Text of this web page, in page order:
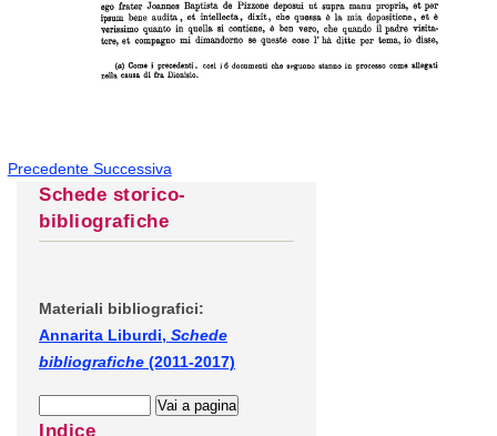
Precedente Successiva
Schede storico-
bibliografiche
Materiali bibliografici:
Annarita Liburdi, Schede
bibliografiche (2011-2017)
Indice